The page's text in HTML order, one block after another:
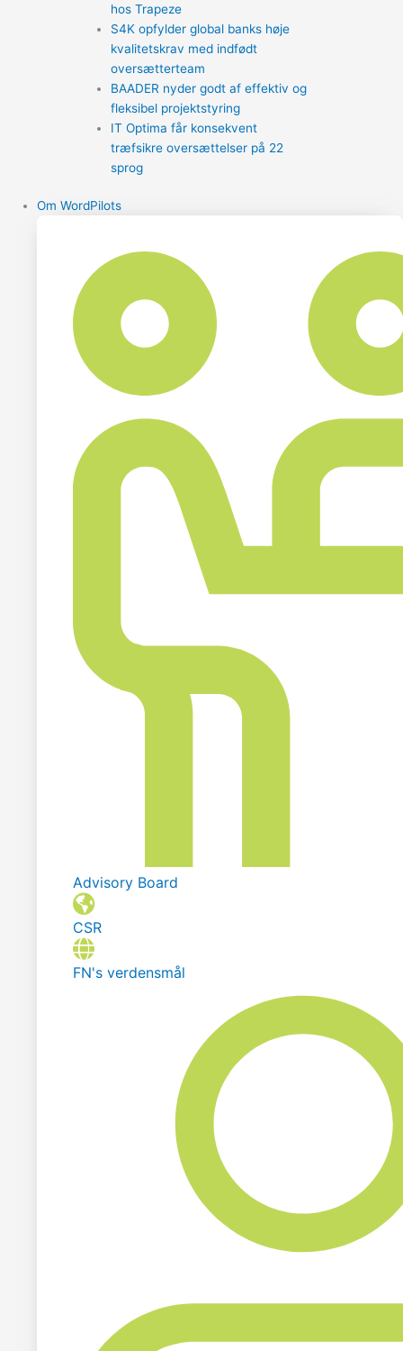
hos Trapeze
S4K opfylder global banks høje
kvalitetskrav med indfødt
oversætterteam
BAADER nyder godt af effektiv og
fleksibel projektstyring
IT Optima får konsekvent
træfsikre oversættelser på 22
sprog
Om WordPilots
Advisory Board
CSR
FN's verdensmål